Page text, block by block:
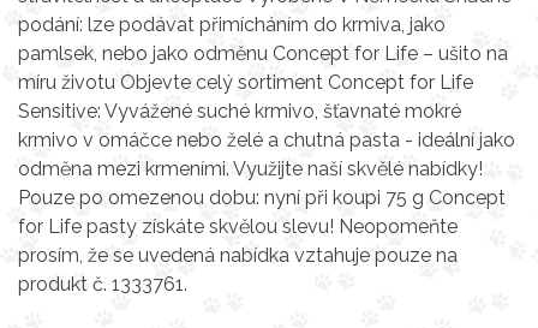
podání: lze podávat přimícháním do krmiva, jako
pamlsek, nebo jako odměnu Concept for Life – ušito na
míru životu Objevte celý sortiment Concept for Life
Sensitive: Vyvážené suché krmivo, šťavnaté mokré
krmivo v omáčce nebo želé a chutná pasta - ideální jako
odměna mezi krmeními. Využijte naší skvělé nabídky!
Pouze po omezenou dobu: nyní při koupi 75 g Concept
for Life pasty získáte skvělou slevu! Neopomeňte
prosím, že se uvedená nabídka vztahuje pouze na
produkt č. 1333761.